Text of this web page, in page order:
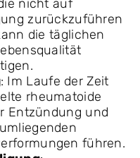
nicht auf
zurückzuführen
die täglichen
: Im Laufe der Zeit
rheumatoide
Entzündung und
führen.